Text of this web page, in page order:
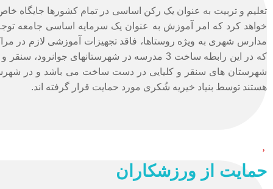
تعلیم و تربیت به عنوان یک رکن اساسی در تمام کشورها جایگاه
خواهد کرد که امر آموزش به عنوان یک سرمایه اساسی جامعه
مدارس شهری به ویژه روستاها، فاقد تجهیزات آموزشی لازم در
شهرستان های سنقر و کلیایی در دست ساخت می باشد و در
هستند توسط بنیاد خیریه شُکری مورد حمایت قرار گرفته اند.
حمایت از ورزشکاران